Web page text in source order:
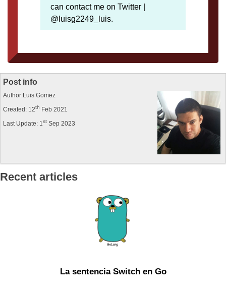
can contact me on Twitter |
@luisg2249_luis.
Post info
Author:Luis Gomez
Created: 12th Feb 2021
Last Update: 1st Sep 2023
Recent articles
La sentencia Switch en Go